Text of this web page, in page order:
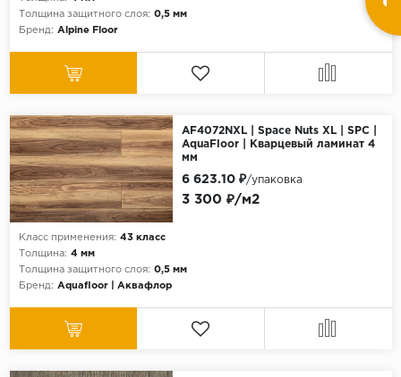
Толщина защитного слоя: 0,5 мм
Бренд: Alpine Floor
AF4072NXL | Space Nuts XL | SPC |
AquaFloor | Кварцевый ламинат 4
мм
Класс применения: 43 класс
Толщина: 4 мм
Толщина защитного слоя: 0,5 мм
Бренд: Aquafloor | Аквафлор
3 300 ₽/м2
6 623.10 ₽/упаковка